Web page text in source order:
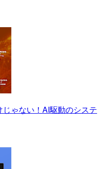
じゃない！AI駆動のシステ